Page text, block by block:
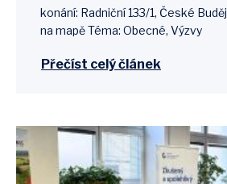
konání: Radniční 133/1, České
na mapě Téma: Obecné, Výzvy
Přečíst celý článek